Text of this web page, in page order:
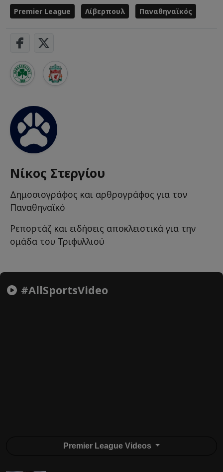
Premier League
Λίβερπουλ Παναθηναϊκός
Νίκος Στεργίου
Δημοσιογράφος και αρθρογράφος για τον
Παναθηναϊκό
Ρεπορτάζ και ειδήσεις αποκλειστικά για την
ομάδα του Τριφυλλιού
#AllSportsVideo
Premier League Videos